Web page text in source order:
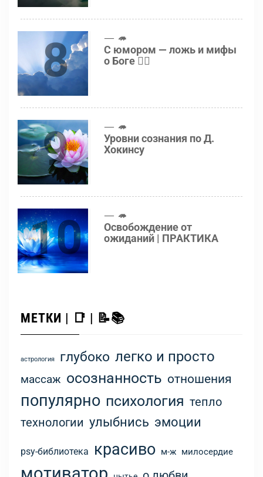
8 🦔
С юмором — ложь и мифы
о Боге 👍🏻
9 🦔
Уровни сознания по Д.
Хокинсу
10 🦔
Освобождение от
ожиданий | ПРАКТИКА
МЕТКИ | 📑 | 📝📚
астрология глубоко легко и просто
массаж осознанность отношения
популярно психология тепло
технологии улыбнись эмоции
psy-библиотека красиво м-ж милосердие